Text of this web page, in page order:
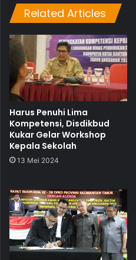
Related Articles
Harus Penuhi Lima
Kompetensi, Disdikbud
Kukar Gelar Workshop
Kepala Sekolah
13 Mei 2024